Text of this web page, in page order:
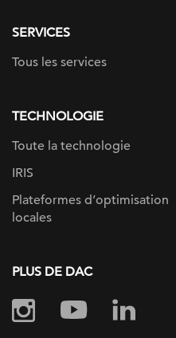
SERVICES
Tous les services
TECHNOLOGIE
Toute la technologie
IRIS
Plateformes d’optimisation
locales
PLUS DE DAC